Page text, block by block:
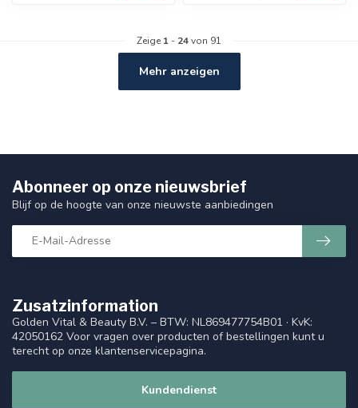
Zeige 1 - 24von 91
Mehr anzeigen
Zusatzinformation
Golden Vital & Beauty B.V. – BTW: NL869477754B01 · KvK:
42050162 Voor vragen over producten of bestellingen kunt u
terecht op onze klantenservicepagina.
Kundendienst
Abonneer op onze nieuwsbrief
Blijf op de hoogte van onze nieuwste aanbiedingen